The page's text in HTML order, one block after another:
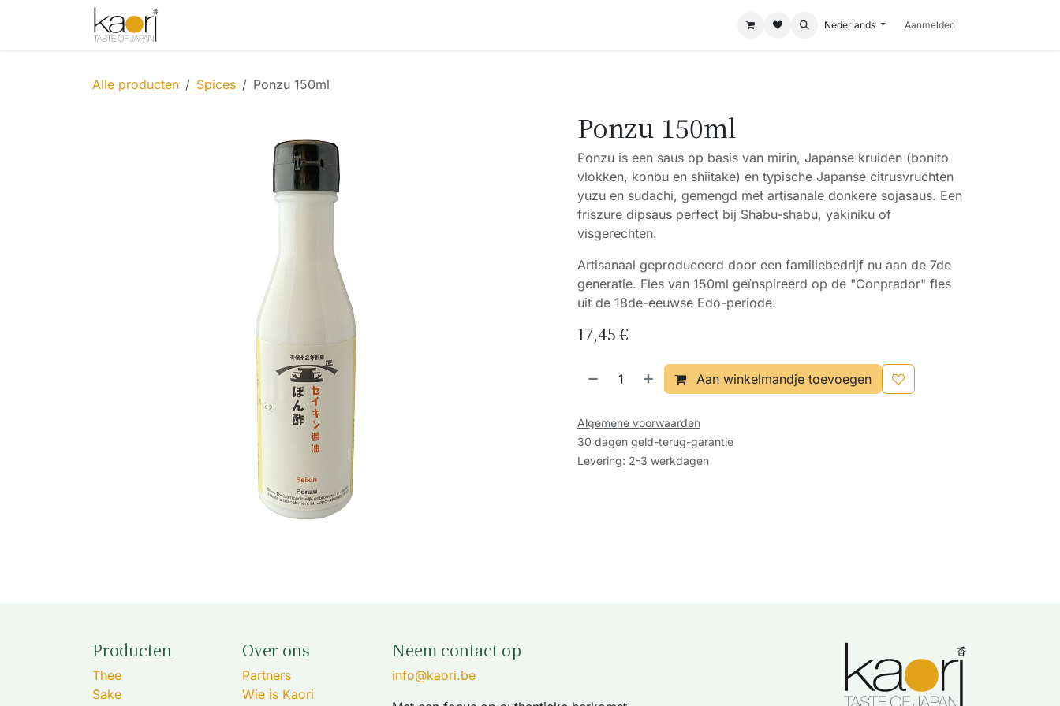
Overslaan naar inhoud
Nederlands Aanmelden
Alle producten Spices Ponzu 150ml
Ponzu 150ml
Ponzu is een saus op basis van mirin, Japanse kruiden (bonito
vlokken, konbu en shiitake) en typische Japanse citrusvruchten
yuzu en sudachi, gemengd met artisanale donkere sojasaus. Een
friszure dipsaus perfect bij Shabu-shabu, yakiniku of
visgerechten.
Artisanaal geproduceerd door een familiebedrijf nu aan de 7de
generatie. Fles van 150ml geïnspireerd op de "Conprador" fles
uit de 18de-eeuwse Edo-periode.
17,45€
Aan winkelmandje toevoegen
Algemene voorwaarden
30 dagen geld-terug-garantie
Levering: 2-3 werkdagen
Producten
Thee
Sake
Over ons
Partners
Wie is Kaori
Neem contact op
info@kaori.be